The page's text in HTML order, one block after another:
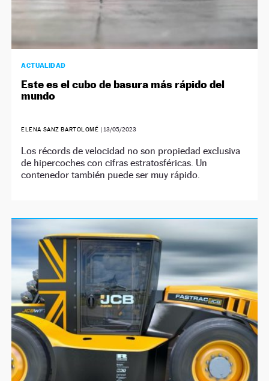
ACTUALIDAD
Este es el cubo de basura más rápido del
mundo
ELENA SANZ BARTOLOMÉ | 13/05/2023
Los récords de velocidad no son propiedad exclusiva
de hipercoches con cifras estratosféricas. Un
contenedor también puede ser muy rápido.